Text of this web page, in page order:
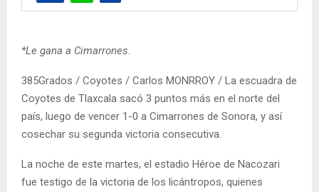
*Le gana a Cimarrones
385Grados / Coyotes / Carlos MONRROY / La escuadra de
Coyotes de Tlaxcala sacó 3 puntos más en el norte del
país, luego de vencer 1-0 a Cimarrones de Sonora, y así
cosechar su segunda victoria consecutiva.
La noche de este martes, el estadio Héroe de Nacozari
fue testigo de la victoria de los licántropos, quienes